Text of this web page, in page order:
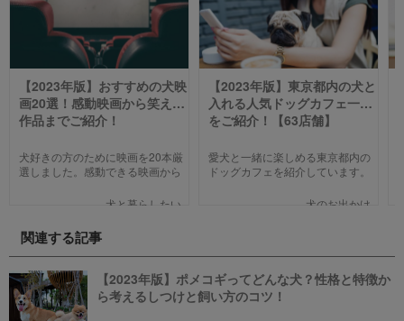
【2023年版】おすすめの犬映
画20選！感動映画から笑える
作品までご紹介！
犬好きの方のために映画を20本厳
選しました。感動できる映画から
で、犬の名作映画を邦画7本,洋画7
ぞれの映画の魅力やあらすじを短
い文章で簡潔に紹介しています。
映画選びの参考にしていただけれ
ばと思います。
犬と暮らしたい
【2023年版】東京都内の犬と
入れる人気ドッグカフェ一覧
をご紹介！【63店舗】
愛犬と一緒に楽しめる東京都内の
ドッグカフェを紹介しています。
のついでに立ち寄るのにピッタリ
ましょう！
犬のお出かけ
関連する記事
【2023年版】ポメコギってどんな犬？性格と特徴か
ら考えるしつけと飼い方のコツ！